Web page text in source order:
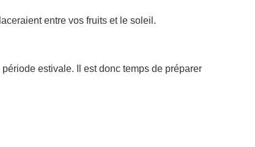
entre vos fruits et le soleil.
estivale. Il est donc temps de préparer